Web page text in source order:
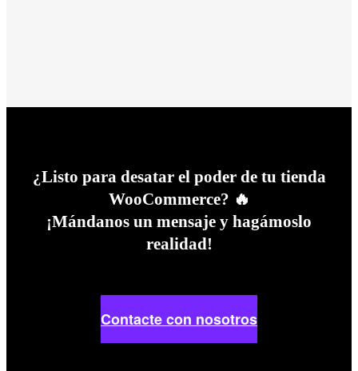
¿Listo para desatar el poder de tu tienda
WooCommerce? 🔥
¡Mándanos un mensaje y hagámoslo
realidad!
Contacte con nosotros